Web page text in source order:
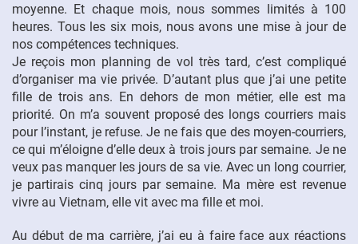
moyenne. Et chaque mois, nous sommes limités à 100
heures. Tous les six mois, nous avons une mise à jour de
nos compétences techniques.
Je reçois mon planning de vol très tard, c’est compliqué
d’organiser ma vie privée. D’autant plus que j’ai une petite
fille de trois ans. En dehors de mon métier, elle est ma
priorité. On m’a souvent proposé des longs courriers mais
pour l’instant, je refuse. Je ne fais que des moyen-courriers,
ce qui m’éloigne d’elle deux à trois jours par semaine. Je ne
veux pas manquer les jours de sa vie. Avec un long courrier,
je partirais cinq jours par semaine. Ma mère est revenue
vivre au Vietnam, elle vit avec ma fille et moi.
Au début de ma carrière, j’ai eu à faire face aux réactions